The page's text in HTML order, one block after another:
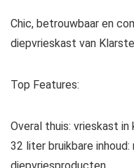
Chic, betrouwbaar en
diepvrieskast van
Top Features:
Overal thuis: vrieskast in
32 liter bruikbare inhoud:
diepvriesproducten